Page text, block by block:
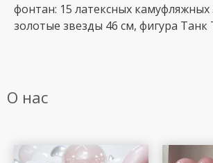
фонтан: 15 латексных камуфляжных
золотые звезды 46 см, фигура Танк
О нас